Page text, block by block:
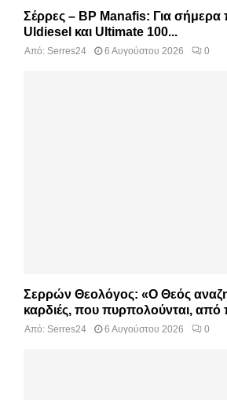
Σέρρες – BP Manafis: Για
Uldiesel και Ultimate 100...
Από: Serres24 6 Αυγούστου 2026 0
Σερρών Θεολόγος: «Ο Θεός
καρδιές, που πυρπολούνται, από
Από: Serres24 6 Αυγούστου 2026 0